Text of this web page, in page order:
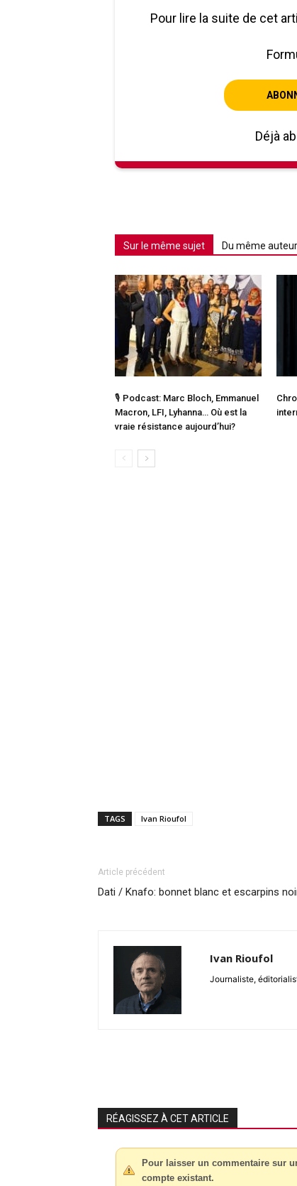
Pour lire la suite de cet
Déjà
Sur le même sujet Du même auteur
🎙️ Podcast: Marc Bloch, Emmanuel
Macron, LFI, Lyhanna… Où est la
vraie résistance aujourd’hui?
TAGS Ivan Rioufol
Article précédent
Dati / Knafo: bonnet blanc et escarpins
Ivan Rioufol
Journaliste,
RÉAGISSEZ À CET ARTICLE
Pour laisser un commentaire sur
compte existant.